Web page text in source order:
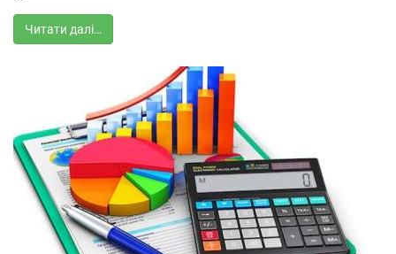
Читати далі…